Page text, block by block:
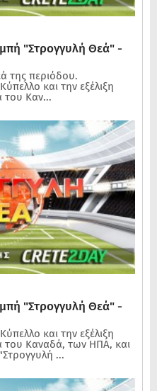
"Στρογγυλή Θεά" -
της περιόδου.
και την εξέλιξη
του Καν...
"Στρογγυλή Θεά" -
και την εξέλιξη
του Καναδά, των ΗΠΑ, και
...